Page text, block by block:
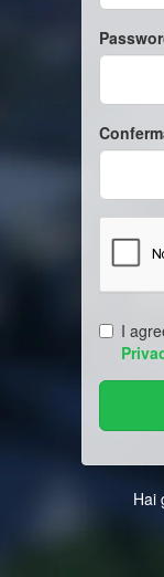
I
Hai